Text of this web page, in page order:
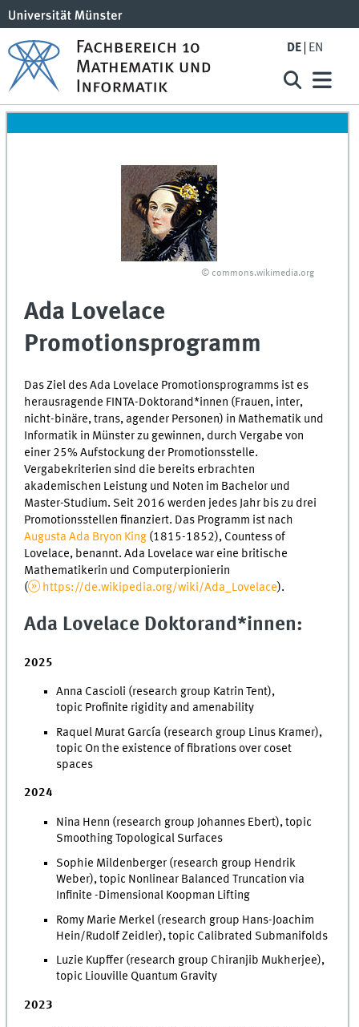
DE EN
© commons.wikimedia.org
Ada Lovelace
Promotionsprogramm
Das Ziel des Ada Lovelace Promotionsprogramms ist es
herausragende FINTA-Doktorand*innen (Frauen, inter,
nicht-binäre, trans, agender Personen) in Mathematik und
Informatik in Münster zu gewinnen, durch Vergabe von
einer 25% Aufstockung der Promotionsstelle.
Vergabekriterien sind die bereits erbrachten
akademischen Leistung und Noten im Bachelor und
Master-Studium. Seit 2016 werden jedes Jahr bis zu drei
Promotionsstellen finanziert. Das Programm ist nach
Augusta Ada Bryon King (1815-1852), Countess of
Lovelace, benannt. Ada Lovelace war eine britische
Mathematikerin und Computerpionierin
(
https://de.wikipedia.org/wiki/Ada_Lovelace).
Ada Lovelace Doktorand*innen:
2025
Anna Cascioli (research group Katrin Tent),
topic Profinite rigidity and amenability
Raquel Murat García (research group Linus Kramer),
topic On the existence of fibrations over coset
spaces
2024
Nina Henn (research group Johannes Ebert), topic
Smoothing Topological Surfaces
Sophie Mildenberger (research group Hendrik
Weber), topic Nonlinear Balanced Truncation via
Infinite -Dimensional Koopman Lifting
Romy Marie Merkel (research group Hans-Joachim
Hein/Rudolf Zeidler), topic Calibrated Submanifolds
Luzie Kupffer (research group Chiranjib Mukherjee),
topic Liouville Quantum Gravity
2023